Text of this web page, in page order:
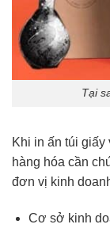
Tại
Khi in ấn túi
hàng hóa cần
đơn vị kinh
Cơ sở kinh